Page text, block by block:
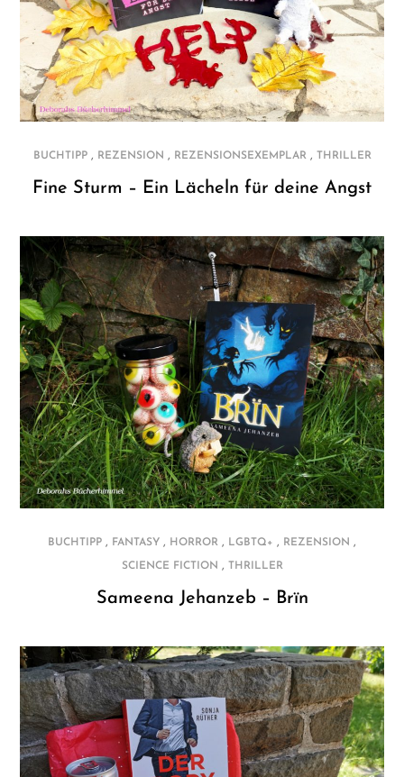
BUCHTIPP, REZENSION , REZENSIONSEXEMPLAR, THRILLER
Fine Sturm – Ein Lächeln für deine Angst
BUCHTIPP , FANTASY , HORROR , LGBTQ+ , REZENSION ,
SCIENCE FICTION , THRILLER
Sameena Jehanzeb – Brïn